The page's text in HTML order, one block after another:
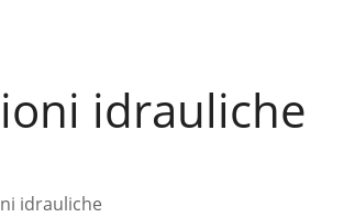
idrauliche
idrauliche